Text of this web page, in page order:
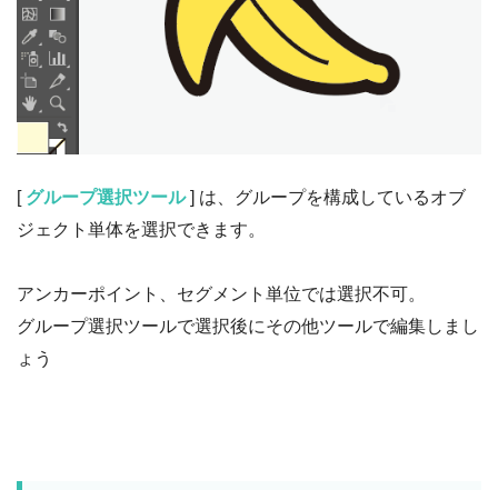
[ グループ選択ツール] は、グループを構成しているオブ
ジェクト単体を選択できます。
アンカーポイント、セグメント単位では選択不可。
グループ選択ツールで選択後にその他ツールで編集しまし
ょう